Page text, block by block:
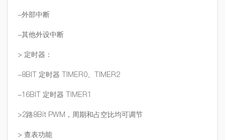
-外部中断
-其他外设中断
> 定时器：
-8BIT 定时器 TIMER0、TIMER2
-16BIT 定时器 TIMER1
>2路8Bit PWM，周期和占空比均可调节
> 查表功能